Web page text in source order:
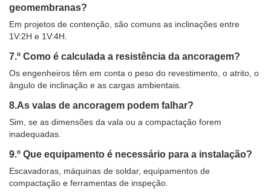
geomembranas?
Em projetos de contenção, são comuns as inclinações entre
1V:2H e 1V:4H.
7.º Como é calculada a resistência da ancoragem?
Os engenheiros têm em conta o peso do revestimento, o atrito, o
ângulo de inclinação e as cargas ambientais.
8.As valas de ancoragem podem falhar?
Sim, se as dimensões da vala ou a compactação forem
inadequadas.
9.º Que equipamento é necessário para a instalação?
Escavadoras, máquinas de soldar, equipamentos de
compactação e ferramentas de inspeção.